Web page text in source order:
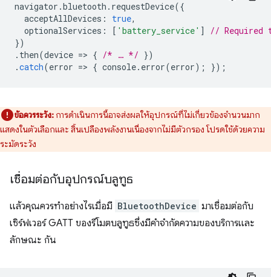
navigator .bluetooth . requestDevice({
acceptAllDevices : true,
optionalServices : [ 'battery_service' ]
// Required
})
. then(device => { /* … */ })
.catch(error => { console. error(error); });
ข้อควรระวัง: การดำเนินการนี้อาจส่งผลให้อุปกรณ์ที่ไม่เกี่ยวข้องจำนวนมาก
แสดงในตัวเลือกและ สิ้นเปลืองพลังงานเนื่องจากไม่มีตัวกรอง โปรดใช้ด้วยความ
ระมัดระวัง
เชื่อมต่อกับอุปกรณ์บลูทูธ
แล้วคุณควรทำอย่างไรเมื่อมี BluetoothDevice มาเชื่อมต่อกับ
เซิร์ฟเวอร์ GATT ของรีโมตบลูทูธซึ่งมีคำจำกัดความของบริการและ
ลักษณะ กัน